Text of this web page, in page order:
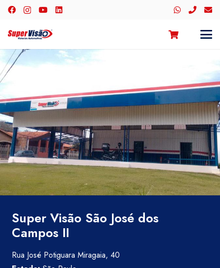
Super Visão São José dos
Campos II
Rua José Potiguara Miragaia, 40